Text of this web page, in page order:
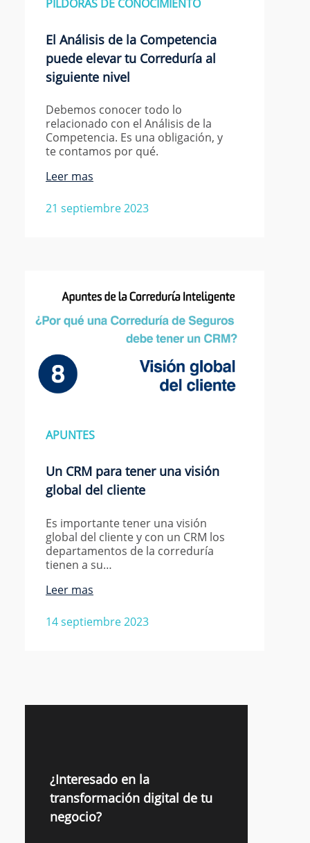
PÍLDORAS DE CONOCIMIENTO
El Análisis de la Competencia
puede elevar tu Correduría al
siguiente nivel
Debemos conocer todo lo
relacionado con el Análisis de la
Competencia. Es una obligación, y
te contamos por qué.
21 septiembre 2023
Leer mas
APUNTES
Un CRM para tener una visión
global del cliente
Es importante tener una visión
global del cliente y con un CRM los
departamentos de la correduría
tienen a su…
14 septiembre 2023
Leer mas
¿Interesado en la
transformación digital de tu
negocio?